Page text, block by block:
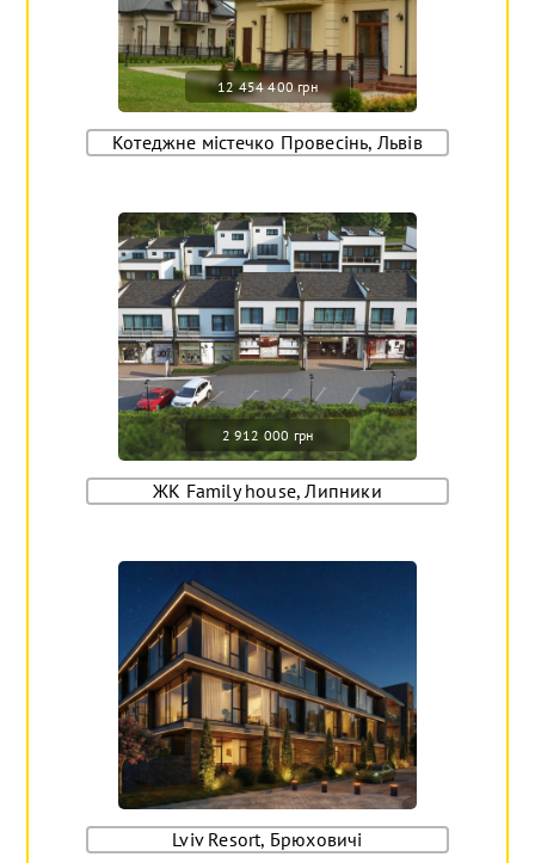
12 454 400 грн
Котеджне містечко Провесінь, Львів
2 912 000 грн
ЖК Family house, Липники
Lviv Resort, Брюховичі